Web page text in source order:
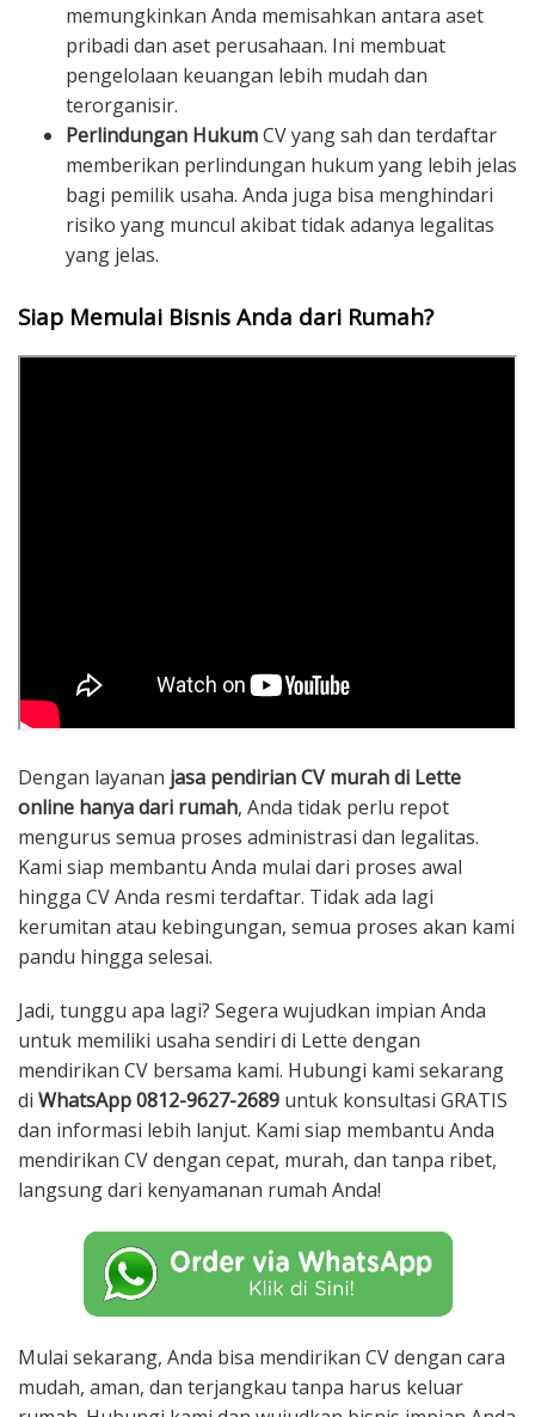
memungkinkan Anda memisahkan antara aset
pribadi dan aset perusahaan. Ini membuat
pengelolaan keuangan lebih mudah dan
terorganisir.
Perlindungan HukumCV yang sah dan terdaftar
memberikan perlindungan hukum yang lebih jelas
bagi pemilik usaha. Anda juga bisa menghindari
risiko yang muncul akibat tidak adanya legalitas
yang jelas.
Siap Memulai Bisnis Anda dari Rumah?
Dengan layanan jasa pendirian CV murah di Lette
online hanya dari rumah, Anda tidak perlu repot
mengurus semua proses administrasi dan legalitas.
Kami siap membantu Anda mulai dari proses awal
hingga CV Anda resmi terdaftar. Tidak ada lagi
kerumitan atau kebingungan, semua proses akan kami
pandu hingga selesai.
Jadi, tunggu apa lagi? Segera wujudkan impian Anda
untuk memiliki usaha sendiri di Lette dengan
mendirikan CV bersama kami. Hubungi kami sekarang
di WhatsApp 0812-9627-2689 untuk konsultasi GRATIS
dan informasi lebih lanjut. Kami siap membantu Anda
mendirikan CV dengan cepat, murah, dan tanpa ribet,
langsung dari kenyamanan rumah Anda!
Mulai sekarang, Anda bisa mendirikan CV dengan cara
mudah, aman, dan terjangkau tanpa harus keluar